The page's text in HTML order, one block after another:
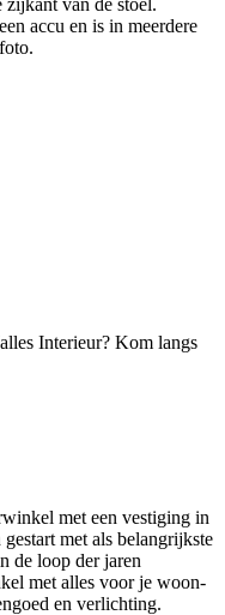
accu en is in meerdere
Interieur? Kom langs
met een vestiging in
met als belangrijkste
de loop der jaren
met alles voor je woon-
en verlichting.